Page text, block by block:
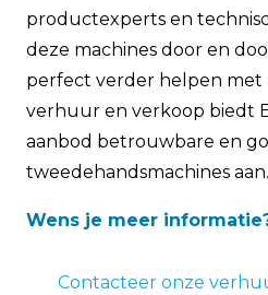
productexperts en
deze machines door en
perfect verder helpen met
verhuur en verkoop biedt
aanbod betrouwbare en
tweedehandsmachines aan.
Wens je meer
Contacteer onze